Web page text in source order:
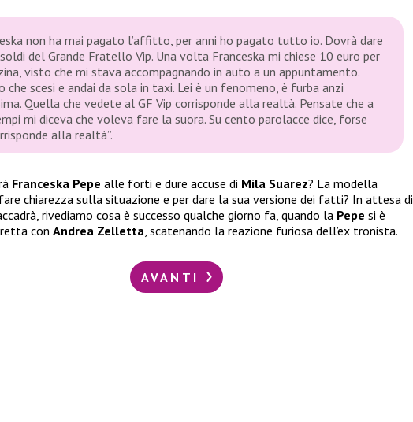
non ha mai pagato l’affitto, per anni ho pagato tutto io. Dovrà dare
del Grande Fratello Vip. Una volta Franceska mi chiese 10 euro per
visto che mi stava accompagnando in auto a un appuntamento.
che scesi e andai da sola in taxi. Lei è un fenomeno, è furba anzi
Quella che vedete al GF Vip corrisponde alla realtà. Pensate che a
mi diceva che voleva fare la suora. Su cento parolacce dice, forse
alla realtà”.
Franceska Pepe alle forti e dure accuse di Mila Suarez? La modella
chiarezza sulla situazione e per dare la sua versione dei fatti? In attesa di
rivediamo cosa è successo qualche giorno fa, quando la Pepe si è
con Andrea Zelletta, scatenando la reazione furiosa dell’ex tronista.
AVANTI